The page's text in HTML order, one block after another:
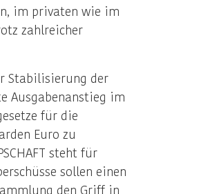
im privaten wie im
zahlreicher
Stabilisierung der
Ausgabenanstieg im
für die
Euro zu
steht für
sollen einen
den Griff in